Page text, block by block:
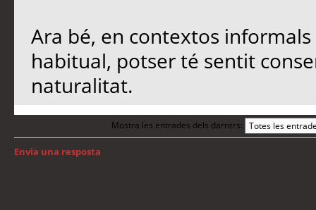
Ara bé, en contextos
habitual, potser té sentit
naturalitat.
Mostra les entrades dels darrers:
Envia una resposta